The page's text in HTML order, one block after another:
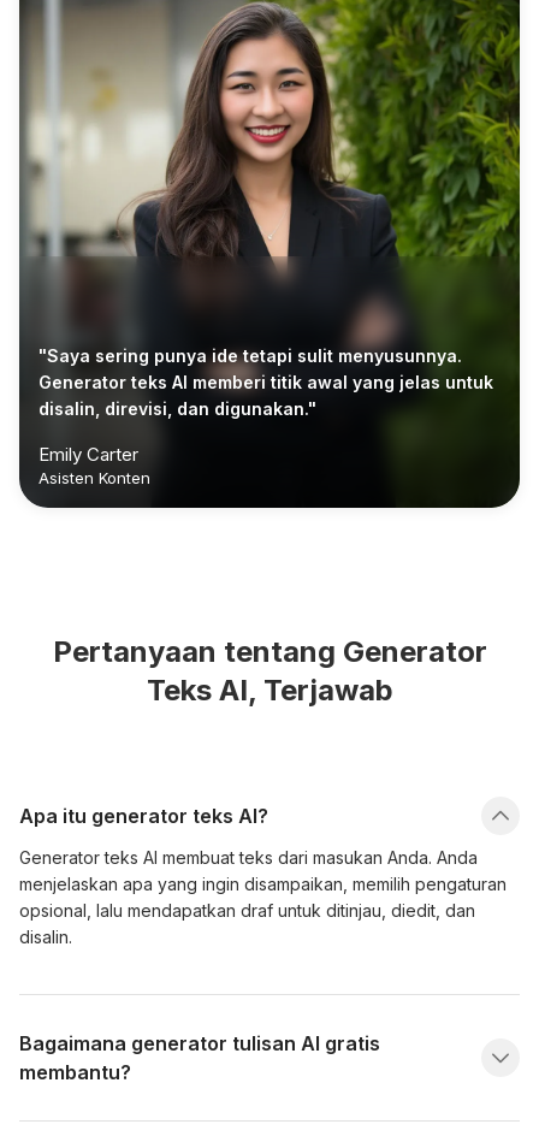
"Saya sering punya ide tetapi sulit menyusunnya.
Generator teks AI memberi titik awal yang jelas untuk
disalin, direvisi, dan digunakan."
Emily Carter
Asisten Konten
Pertanyaan tentang Generator
Teks AI, Terjawab
Apa itu generator teks AI?
Generator teks AI membuat teks dari masukan Anda. Anda
menjelaskan apa yang ingin disampaikan, memilih pengaturan
opsional, lalu mendapatkan draf untuk ditinjau, diedit, dan
disalin.
Bagaimana generator tulisan AI gratis
membantu?